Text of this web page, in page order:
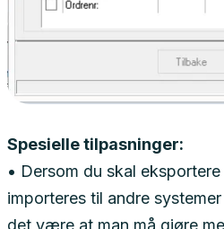
Spesielle tilpasninger:
• Dersom du skal
importeres til andre
det være at man må gjøre